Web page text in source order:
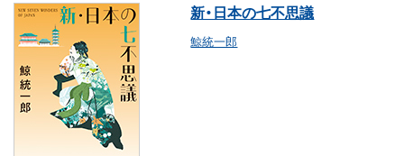
新・日本の七不思議
鯨統一郎